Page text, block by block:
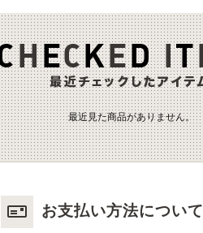
最近見た商品がありません。
お支払い方法について